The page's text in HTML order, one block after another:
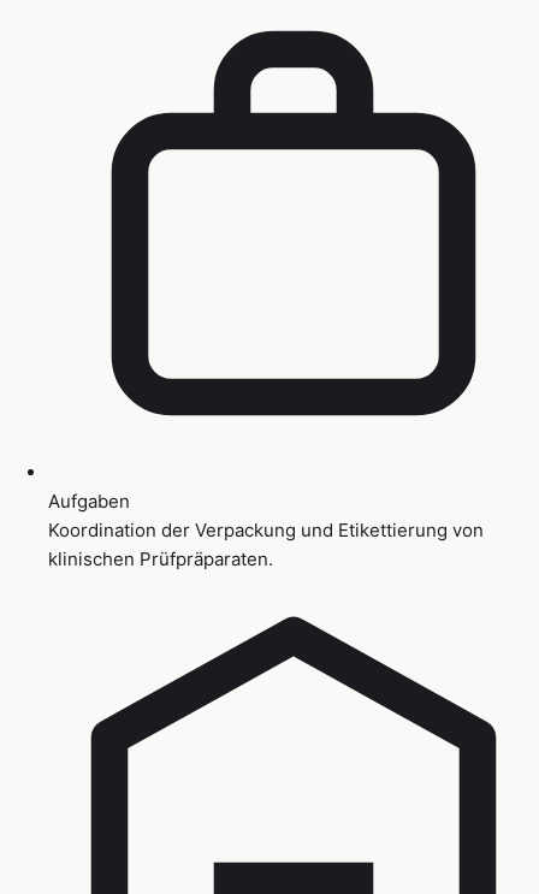
Aufgaben
Koordination der Verpackung und Etikettierung von
klinischen Prüfpräparaten.